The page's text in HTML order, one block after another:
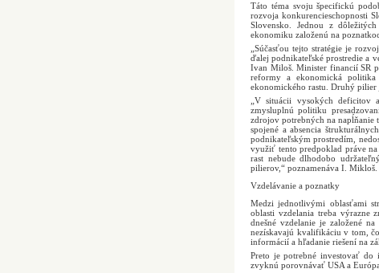
Táto téma svoju špecifickú
rozvoja konkurencieschopnosti
Slovensko. Jednou z
ekonomiku založenú na
„Súčasťou tejto stratégie je
ďalej podnikateľské prostredie a
Ivan Miloš. Minister financií SR
reformy a ekonomická politika
ekonomického rastu. Druhý pilier
„V situácii vysokých
zmysluplnú politiku
zdrojov potrebných na napĺňanie
spojené a absencia
podnikateľským prostredím,
využiť tento predpoklad práve
rast nebude dlhodobo
pilierov,“ poznamenáva I. Mikloš.
Vzdelávanie a poznatky
Medzi jednotlivými oblasťami
oblasti vzdelania treba výrazne
dnešné vzdelanie je založené
nezískavajú kvalifikáciu v tom,
informácií a hľadanie riešení na
Preto je potrebné investovať
zvyknú porovnávať USA a